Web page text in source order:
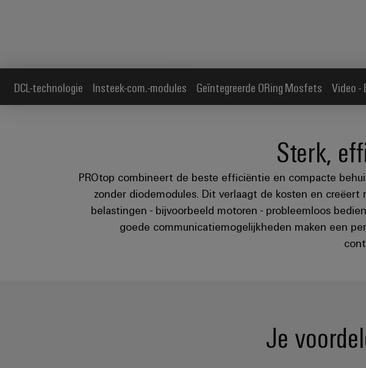
DCL-technologie Insteek-com.-modules Geïntegreerde ORing Mosfets Video -
Sterk,
PROtop combineert de beste efficiëntie en compacte
zonder diodemodules. Dit verlaagt de kosten en
belastingen - bijvoorbeeld motoren - probleemloos
goede communicatiemogelijkheden maken een
Je